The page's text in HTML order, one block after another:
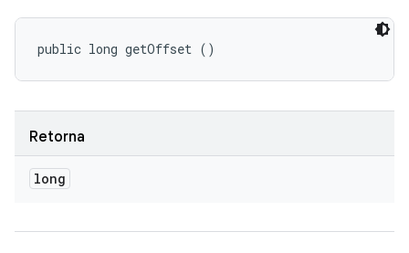
public long getOffset ()
Retorna
long